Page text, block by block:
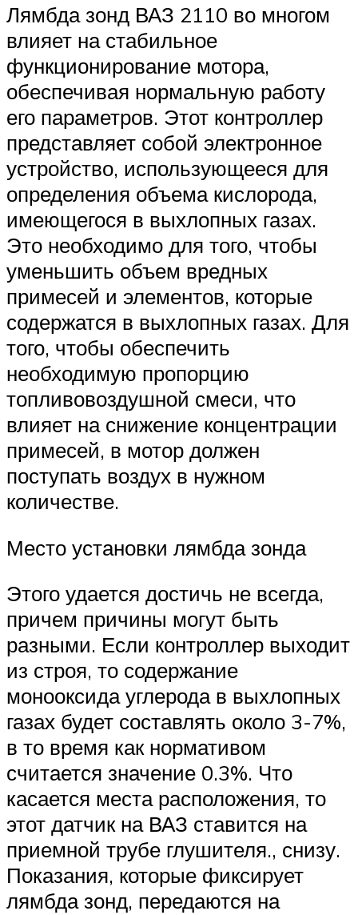
Лямбда зонд ВАЗ 2110 во многом
влияет на стабильное
функционирование мотора,
обеспечивая нормальную работу
его параметров. Этот контроллер
представляет собой электронное
устройство, использующееся для
определения объема кислорода,
имеющегося в выхлопных газах.
Это необходимо для того, чтобы
уменьшить объем вредных
примесей и элементов, которые
содержатся в выхлопных газах. Для
того, чтобы обеспечить
необходимую пропорцию
топливовоздушной смеси, что
влияет на снижение концентрации
примесей, в мотор должен
поступать воздух в нужном
количестве.
Место установки лямбда зонда
Этого удается достичь не всегда,
причем причины могут быть
разными. Если контроллер выходит
из строя, то содержание
монооксида углерода в выхлопных
газах будет составлять около 3-7%,
в то время как нормативом
считается значение 0.3%. Что
касается места расположения, то
этот датчик на ВАЗ ставится на
приемной трубе глушителя., снизу.
Показания, которые фиксирует
лямбда зонд, передаются на